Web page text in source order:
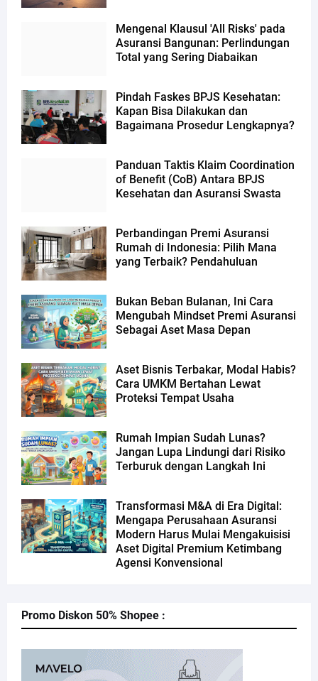
Mengenal Klausul 'All Risks' pada
Asuransi Bangunan: Perlindungan
Total yang Sering Diabaikan
Pindah Faskes BPJS Kesehatan:
Kapan Bisa Dilakukan dan
Bagaimana Prosedur Lengkapnya?
Panduan Taktis Klaim Coordination
of Benefit (CoB) Antara BPJS
Kesehatan dan Asuransi Swasta
Perbandingan Premi Asuransi
Rumah di Indonesia: Pilih Mana
yang Terbaik? Pendahuluan
Bukan Beban Bulanan, Ini Cara
Mengubah Mindset Premi Asuransi
Sebagai Aset Masa Depan
Aset Bisnis Terbakar, Modal Habis?
Cara UMKM Bertahan Lewat
Proteksi Tempat Usaha
Rumah Impian Sudah Lunas?
Jangan Lupa Lindungi dari Risiko
Terburuk dengan Langkah Ini
Transformasi M&A di Era Digital:
Mengapa Perusahaan Asuransi
Modern Harus Mulai Mengakuisisi
Aset Digital Premium Ketimbang
Agensi Konvensional
Promo Diskon 50% Shopee :